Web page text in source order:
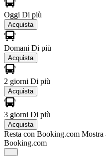
Oggi Di più
Acquista
Domani Di più
Acquista
2 giorni Di più
Acquista
3 giorni Di più
Acquista
Resta con Booking.com Mostra
Booking.com